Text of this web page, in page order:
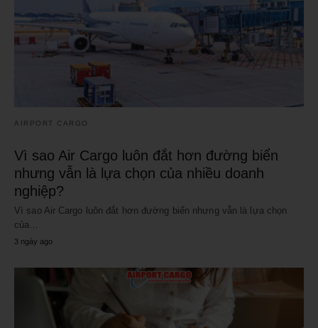
AIRPORT CARGO
Vì sao Air Cargo luôn đắt hơn đường biển
nhưng vẫn là lựa chọn của nhiều doanh
nghiệp?
Vì sao Air Cargo luôn đắt hơn đường biển nhưng vẫn là lựa chọn
của…
3 ngày ago